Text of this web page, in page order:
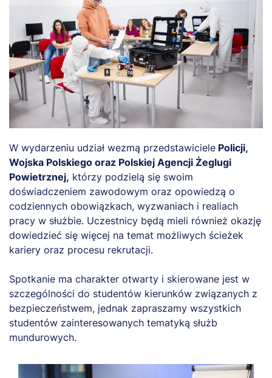
W wydarzeniu udział wezmą przedstawiciele Policji,
Wojska Polskiego oraz Polskiej Agencji Żeglugi
Powietrznej, którzy podzielą się swoim
doświadczeniem zawodowym oraz opowiedzą o
codziennych obowiązkach, wyzwaniach i realiach
pracy w służbie. Uczestnicy będą mieli również okazję
dowiedzieć się więcej na temat możliwych ścieżek
kariery oraz procesu rekrutacji.
Spotkanie ma charakter otwarty i skierowane jest w
szczególności do studentów kierunków związanych z
bezpieczeństwem, jednak zapraszamy wszystkich
studentów zainteresowanych tematyką służb
mundurowych.